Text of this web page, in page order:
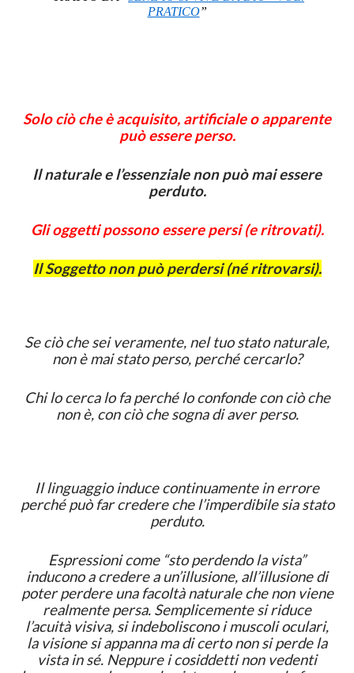
PRATICO”
Solo ciò che è acquisito, artificiale o apparente
può essere perso.
Il naturale e l’essenziale non può mai essere
perduto.
Gli oggetti possono essere persi (e ritrovati).
Il Soggetto non può perdersi (né ritrovarsi).
Se ciò che sei veramente, nel tuo stato naturale,
non è mai stato perso, perché cercarlo?
Chi lo cerca lo fa perché lo confonde con ciò che
non è, con ciò che sogna di aver perso.
Il linguaggio induce continuamente in errore
perché può far credere che l’imperdibile sia stato
perduto.
Espressioni come “sto perdendo la vista”
inducono a credere a un’illusione, all’illusione di
poter perdere una facoltà naturale che non viene
realmente persa. Semplicemente si riduce
l’acuità visiva, si indeboliscono i muscoli oculari,
la visione si appanna ma di certo non si perde la
vista in sé. Neppure i cosiddetti non vedenti